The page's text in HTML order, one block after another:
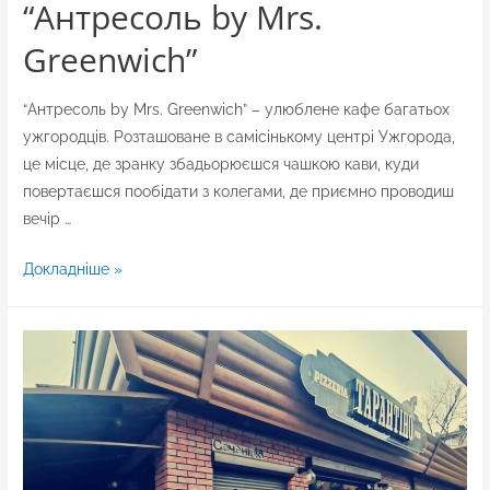
“Антресоль by Mrs.
Greenwich”
“Антресоль by Mrs. Greenwich” – улюблене кафе багатьох
ужгородців. Розташоване в самісінькому центрі Ужгорода,
це місце, де зранку збадьорюєшся чашкою кави, куди
повертаєшся пообідати з колегами, де приємно проводиш
вечір …
“Антресоль
Greenwich”
Докладніше »